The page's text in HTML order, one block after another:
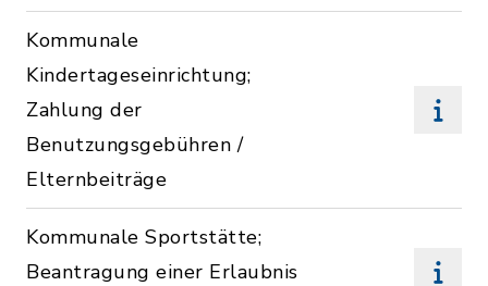
Kommunale
Kindertageseinrichtung;
Zahlung der
Benutzungsgebühren /
Elternbeiträge
Kommunale Sportstätte;
Beantragung einer Erlaubnis